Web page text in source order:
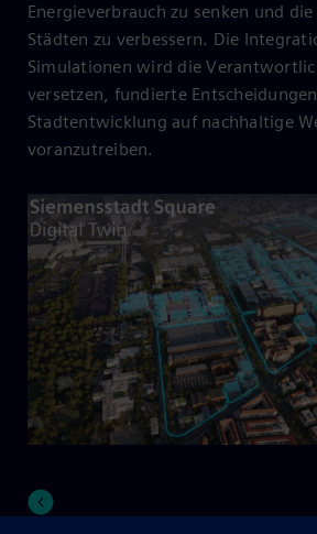
Energieverbrauch zu senken und
Städten zu verbessern. Die
Simulationen wird die
versetzen, fundierte
Stadtentwicklung auf nachhaltige
voranzutreiben.